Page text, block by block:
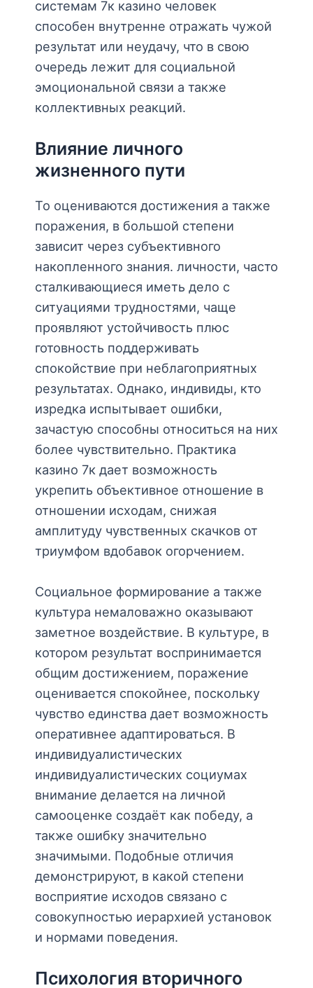
системам 7к казино человек
способен внутренне отражать чужой
результат или неудачу, что в свою
очередь лежит для социальной
эмоциональной связи а также
коллективных реакций.
Влияние личного
жизненного пути
То оцениваются достижения а также
поражения, в большой степени
зависит через субъективного
накопленного знания. личности, часто
сталкивающиеся иметь дело с
ситуациями трудностями, чаще
проявляют устойчивость плюс
готовность поддерживать
спокойствие при неблагоприятных
результатах. Однако, индивиды, кто
изредка испытывает ошибки,
зачастую способны относиться на них
более чувствительно. Практика
казино 7к дает возможность
укрепить объективное отношение в
отношении исходам, снижая
амплитуду чувственных скачков от
триумфом вдобавок огорчением.
Социальное формирование а также
культура немаловажно оказывают
заметное воздействие. В культуре, в
котором результат воспринимается
общим достижением, поражение
оценивается спокойнее, поскольку
чувство единства дает возможность
оперативнее адаптироваться. В
индивидуалистических
индивидуалистических социумах
внимание делается на личной
самооценке создаёт как победу, а
также ошибку значительно
значимыми. Подобные отличия
демонстрируют, в какой степени
восприятие исходов связано с
совокупностью иерархией установок
и нормами поведения.
Психология вторичного